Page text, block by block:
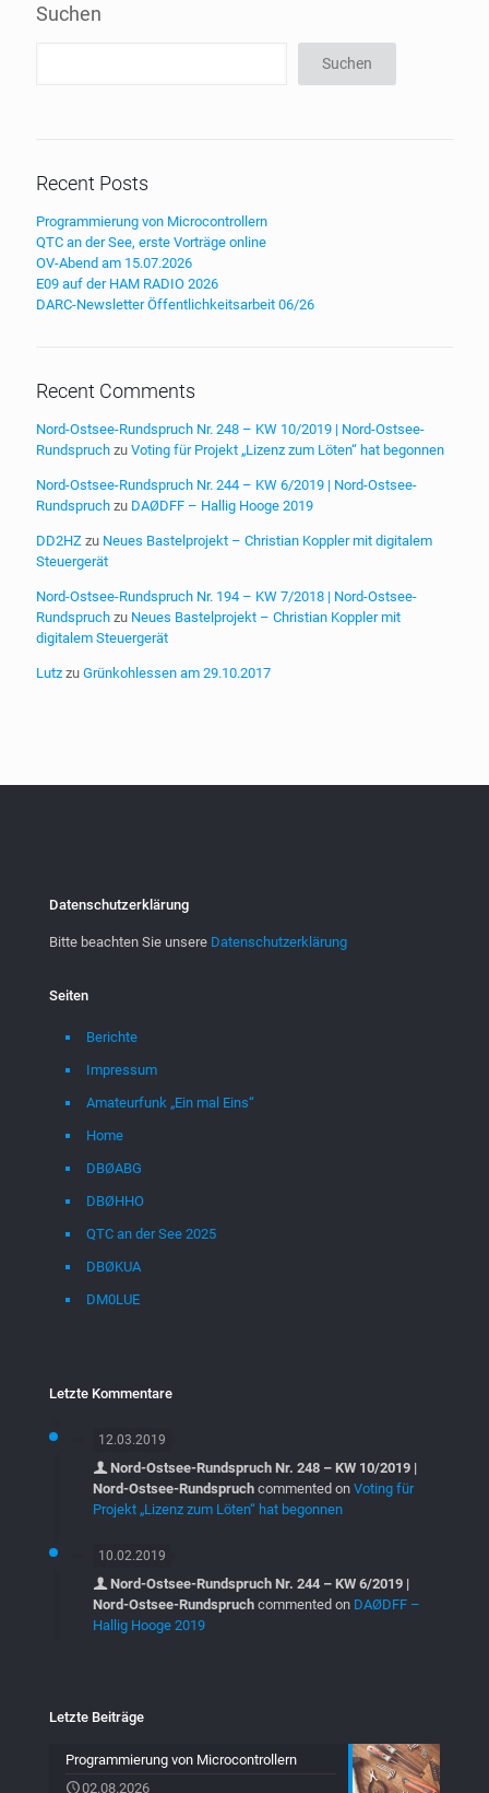
Suchen
Suchen
Recent Posts
Programmierung von Microcontrollern
QTC an der See, erste Vorträge online
OV-Abend am 15.07.2026
E09 auf der HAM RADIO 2026
DARC-Newsletter Öffentlichkeitsarbeit 06/26
Recent Comments
Nord-Ostsee-Rundspruch Nr. 248 – KW 10/2019 | Nord-Ostsee-
Rundspruch zu Voting für Projekt „Lizenz zum Löten“ hat begonnen
Nord-Ostsee-Rundspruch Nr. 244 – KW 6/2019 | Nord-Ostsee-
Rundspruch zu DAØDFF – Hallig Hooge 2019
DD2HZ zu Neues Bastelprojekt – Christian Koppler mit digitalem
Steuergerät
Nord-Ostsee-Rundspruch Nr. 194 – KW 7/2018 | Nord-Ostsee-
Rundspruch zu Neues Bastelprojekt – Christian Koppler mit
digitalem Steuergerät
Lutz zu Grünkohlessen am 29.10.2017
Datenschutzerklärung
Bitte beachten Sie unsere Datenschutzerklärung
Seiten
Berichte
Impressum
Amateurfunk „Ein mal Eins“
Home
DBØABG
DBØHHO
QTC an der See 2025
DBØKUA
DM0LUE
Letzte Kommentare
12.03.2019
Nord-Ostsee-Rundspruch Nr. 248 – KW 10/2019 |
Nord-Ostsee-Rundspruch commented on Voting für
Projekt „Lizenz zum Löten“ hat begonnen
10.02.2019
Nord-Ostsee-Rundspruch Nr. 244 – KW 6/2019 |
Nord-Ostsee-Rundspruch commented on DAØDFF –
Hallig Hooge 2019
Letzte Beiträge
Programmierung von Microcontrollern
02.08.2026